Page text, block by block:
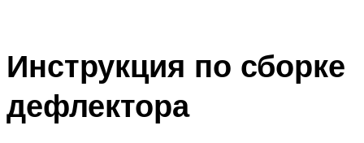
Инструкция по сборке
дефлектора